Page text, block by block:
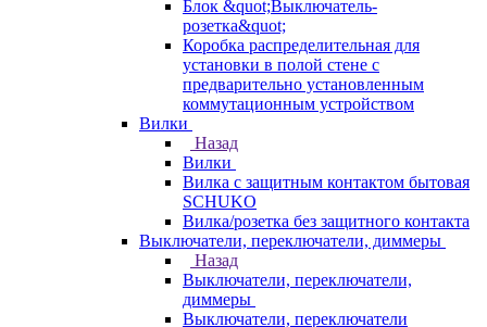
Блок &quot;Выключатель-
розетка&quot;
Коробка распределительная для
установки в полой стене с
предварительно установленным
коммутационным устройством
Вилки
Назад
Вилки
Вилка с защитным контактом бытовая
SCHUKO
Вилка/розетка без защитного контакта
Выключатели, переключатели, диммеры
Назад
Выключатели, переключатели,
диммеры
Выключатели, переключатели